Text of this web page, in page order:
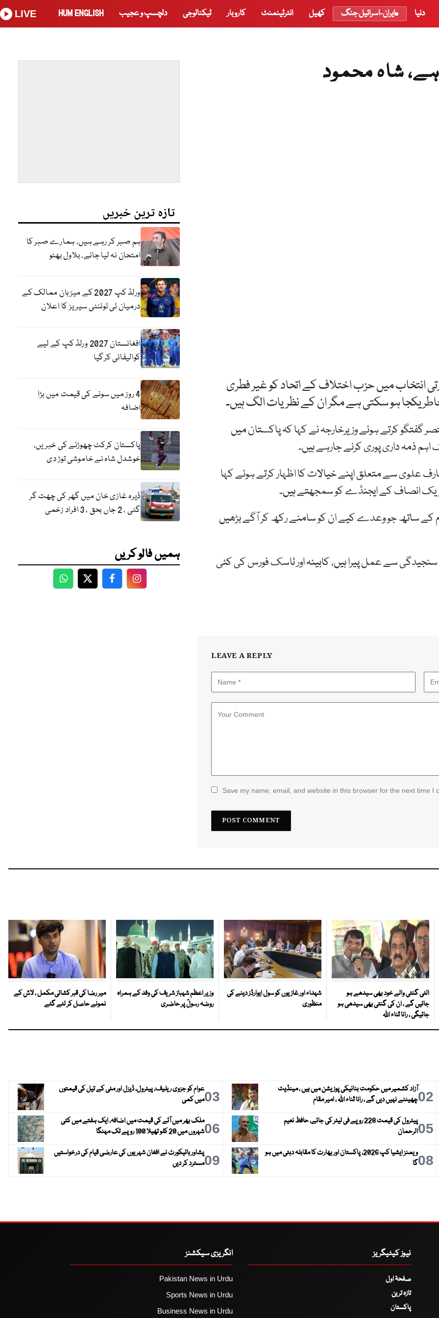
دنیا ایران-اسرائیل جنگ کھیل انٹرٹینمنٹ کاروبار ٹیکنالوجی دلچسپ و عجیب HUM ENGLISH
LIVE
ہے، شاہ محمود
انتخاب میں حزب اختلاف کے اتحاد کو غیر فطری
یکجا ہو سکتی ہے مگر ان کے نظریات الگ ہیں۔
گفتگو کرتے ہوئے وزیرخارجہ نے کہا کہ پاکستان میں
اہم ذمہ داری پوری کرنے جارہے ہیں۔
علوی سے متعلق اپنے خیالات کا اظہار کرتے ہوئے کہا
انصاف کے ایجنڈے کو سمجھتے ہیں۔
کے ساتھ جو وعدے کیے ان کو سامنے رکھ کر آگے بڑھیں
ایجنڈے پر انتہائی سنجیدگی سے عمل پیرا ہیں، کابینہ اور ٹاسک فورس کی کئی
LEAVE A REPLY
Save my name, email, and website in this browser for the next time I
تازہ ترین خبریں
ہم صبر کر رہے ہیں، ہمارے صبر کا
امتحان نہ لیا جائے، بلاول بھٹو
ورلڈ کپ 2027 کے میزبان ممالک کے
درمیان ٹی ٹوئنٹی سیریز کا اعلان
افغانستان 2027 ورلڈ کپ کے لیے
کوالیفائی کرگیا
4 روز میں سونے کی قیمت میں بڑا
اضافہ
پاکستان کرکٹ چھوڑنے کی خبریں،
خوشدل شاہ نے خاموشی توڑ دی
ڈیرہ غازی خان میں گھر کی چھت گر
گئی ، 2 جاں بحق ، 3 افراد زخمی
ہمیں فالو کریں
WhatsApp
TwitterFacebookFacebook
الٹی گنتی والے خود بھی سیدھے ہو
جائیں گے ، ان کی گنتی بھی سیدھی ہو
جائیگی ، رانا ثناء اللہ
شہداء اور غازیوں کو سول ایوارڈز دینے کی
منظوری
وزیر اعظم شہباز شریف کی وفد کے ہمراہ
روضہ رسولؐ پر حاضری
میر رضا کی قبر کشائی مکمل ، لاش کے
نمونے حاصل کر لئے گئے
02آزاد کشمیر میں حکومت بنانیکی پوزیشن میں ہیں ، مینڈیٹ
چھیننے نہیں دیں گے ، رانا ثناء اللہ ، امیر مقام
03عوام کو جزوی ریلیف، پیٹرول، ڈیزل اور مٹی کے تیل کی قیمتوں
میں کمی
05
پیٹرول کی قیمت 228 روپے فی لیٹر کی جائے، حافظ نعیم
الرحمان
06ملک بھر میں آٹے کی قیمت میں اضافہ، ایک ہفتے میں کئی
شہروں میں 20 کلو تھیلا 100 روپے تک مہنگا
08
ویمنز ایشیا کپ 2026، پاکستان اور بھارت کا مقابلہ دبئی میں ہو
گا
09پشاور ہائیکورٹ نے افغان شہریوں کی عارضی قیام کی درخواستیں
مسترد کر دیں
نیوز کیٹیگریز
صفحۂ اول
تازہ ترین
پاکستان
انگریزی سیکشنز
Pakistan News in Urdu
Sports News in Urdu
Business News in Urdu